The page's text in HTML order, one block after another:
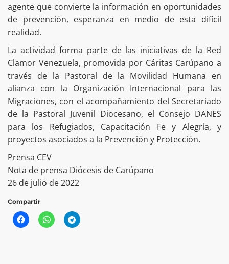
agente que convierte la información en oportunidades
de prevención, esperanza en medio de esta difícil
realidad.
La actividad forma parte de las iniciativas de la Red
Clamor Venezuela, promovida por Cáritas Carúpano a
través de la Pastoral de la Movilidad Humana en
alianza con la Organización Internacional para las
Migraciones, con el acompañamiento del Secretariado
de la Pastoral Juvenil Diocesano, el Consejo DANES
para los Refugiados, Capacitación Fe y Alegría, y
proyectos asociados a la Prevención y Protección.
Prensa CEV
Nota de prensa Diócesis de Carúpano
26 de julio de 2022
Compartir